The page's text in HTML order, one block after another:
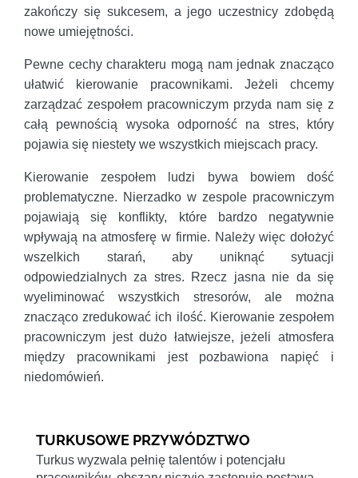
zakończy się sukcesem, a jego uczestnicy zdobędą
nowe umiejętności.
Pewne cechy charakteru mogą nam jednak znacząco
ułatwić kierowanie pracownikami. Jeżeli chcemy
zarządzać zespołem pracowniczym przyda nam się z
całą pewnością wysoka odporność na stres, który
pojawia się niestety we wszystkich miejscach pracy.
Kierowanie zespołem ludzi bywa bowiem dość
problematyczne. Nierzadko w zespole pracowniczym
pojawiają się konflikty, które bardzo negatywnie
wpływają na atmosferę w firmie. Należy więc dołożyć
wszelkich starań, aby uniknąć sytuacji
odpowiedzialnych za stres. Rzecz jasna nie da się
wyeliminować wszystkich stresorów, ale można
znacząco zredukować ich ilość. Kierowanie zespołem
pracowniczym jest dużo łatwiejsze, jeżeli atmosfera
między pracownikami jest pozbawiona napięć i
niedomówień.
TURKUSOWE PRZYWÓDZTWO
Turkus wyzwala pełnię talentów i potencjału